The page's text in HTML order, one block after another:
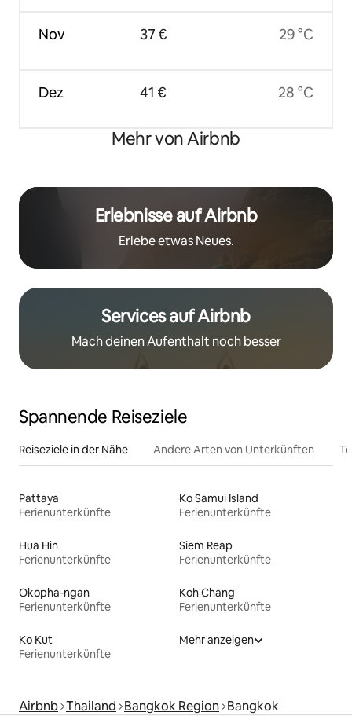
Nov
Dez
37 €
41 €
29 °C
28 °C
Mehr von Airbnb
Erlebnisse auf Airbnb
Erlebe etwas Neues.
Services auf Airbnb
Mach deinen Aufenthalt noch besser
Spannende Reiseziele
Reiseziele in der Nähe Andere Arten von Unterkünften
Pattaya
Ferienunterkünfte
Ko Samui Island
Ferienunterkünfte
Hua Hin
Ferienunterkünfte
Siem Reap
Ferienunterkünfte
Okopha-ngan
Ferienunterkünfte
Koh Chang
Ferienunterkünfte
Ko Kut
Ferienunterkünfte
Mehr anzeigen
Airbnb Thailand Bangkok Region Bangkok